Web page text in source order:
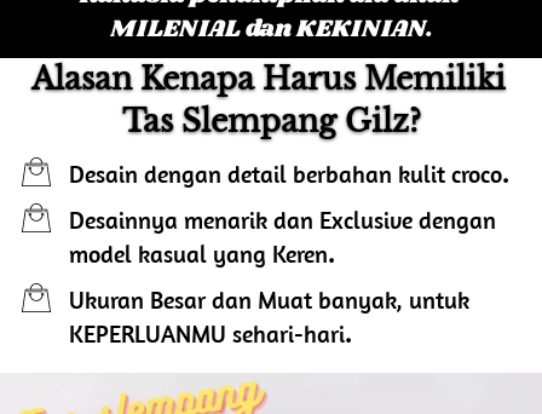
MILENIAL dan KEKINIAN.
Alasan Kenapa Harus Memiliki
Tas Slempang Gilz?
Desain dengan detail berbahan kulit croco.
Desainnya menarik dan Exclusive dengan
model kasual yang Keren.
Ukuran Besar dan Muat banyak, untuk
KEPERLUANMU sehari-hari.